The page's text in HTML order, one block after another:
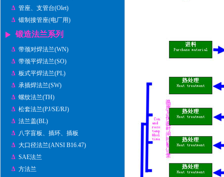
Δ 管座、支管台(Olet)
Δ 锻制接管座(电厂用)
锻造法兰系列
Δ 带颈对焊法兰(WN)
Δ 带颈平焊法兰(SO)
Δ 板式平焊法兰(PL)
Δ 承插焊法兰(SW)
Δ 螺纹法兰(TH)
Δ 松套法兰(PJ/SE/RJ)
Δ 法兰盖(BL)
Δ 八字盲板、插环、插板
Δ 大口径法兰(ANSI B16.47)
Δ SAE法兰
Δ 方法兰